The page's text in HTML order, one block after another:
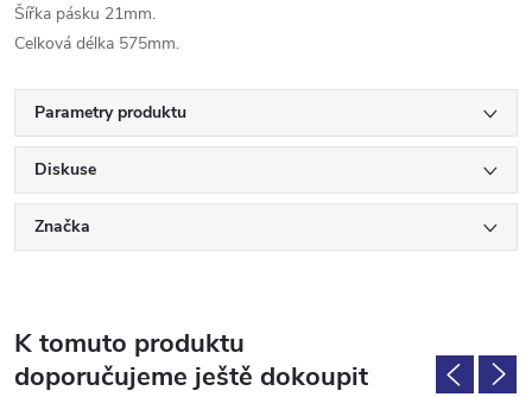
Šířka pásku 21mm.
Celková délka 575mm.
Parametry produktu
Diskuse
Značka
K tomuto produktu
doporučujeme ještě dokoupit